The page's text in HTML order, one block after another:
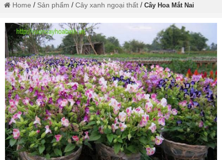
Home / Sản phẩm / Cây xanh ngoại thất / Cây Hoa Mắt Nai